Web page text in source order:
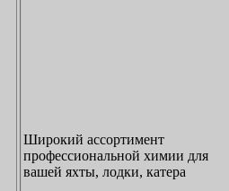
Широкий ассортимент
профессиональной химии для
вашей яхты, лодки, катера